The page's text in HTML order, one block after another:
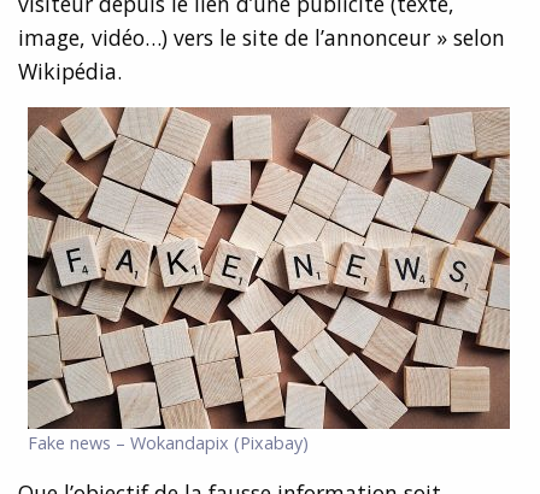
image, vidéo…) vers le site de l’annonceur » selon
Wikipédia.
Fake news – Wokandapix (Pixabay)